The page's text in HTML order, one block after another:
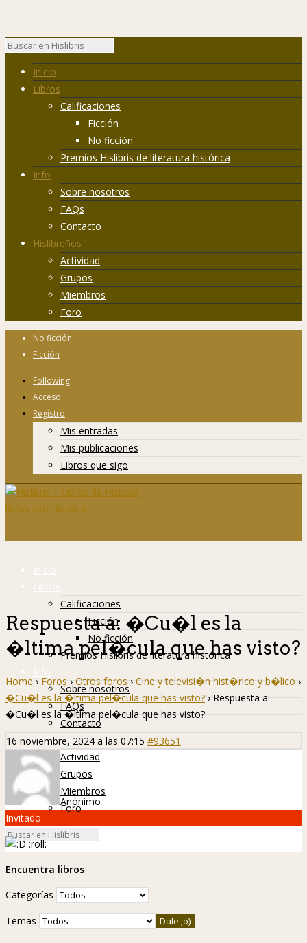
Inicio
Libros
Calificaciones
Ficción
No ficción
Premios Hislibris de literatura histórica
Info
Sobre nosotros
FAQs
Contacto
Hislibreños
Actividad
Grupos
Miembros
Foro
No ficción
Ficción
Following
Acceso
Registro
Mis entradas
Mis publicaciones
Libros que sigo
Inicio
Libros
Calificaciones
Ficción
No ficción
Premios Hislibris de literatura histórica
Info
Sobre nosotros
FAQs
Contacto
Hislibreños
Actividad
Grupos
Miembros
Foro
Respuesta a: �Cu�l es la
�ltima pel�cula que has visto?
Home › Foros › Otros foros › Cine y televisi�n hist�rico y b�lico ›
�Cu�l es la �ltima pel�cula que has visto? › Respuesta a:
�Cu�l es la �ltima pel�cula que has visto?
16 noviembre, 2024 a las 07:15 #93651
Anónimo
Invitado
:roll:
Encuentra libros
Categorías
Temas